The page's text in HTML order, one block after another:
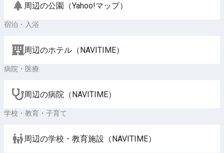
周辺の公園（Yahoo!マップ）
宿泊・入浴
周辺のホテル（NAVITIME）
病院・医療
周辺の病院（NAVITIME）
学校・教育・子育て
周辺の学校・教育施設（NAVITIME）